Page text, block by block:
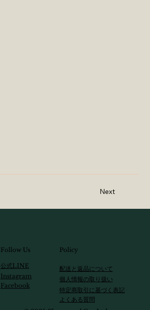
Next
Follow Us
​公式LINE
Instagram
Facebook
Policy
配送と返品について
個人情報の取り扱い
特定商取引に基づく表記
​よくある質問